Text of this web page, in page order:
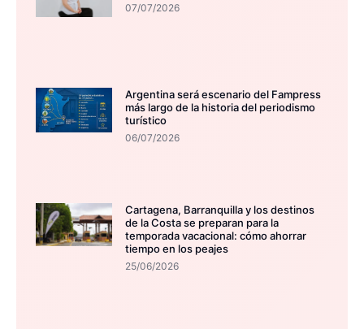
07/07/2026
Argentina será escenario del Fampress
más largo de la historia del periodismo
turístico
06/07/2026
Cartagena, Barranquilla y los destinos
de la Costa se preparan para la
temporada vacacional: cómo ahorrar
tiempo en los peajes
25/06/2026